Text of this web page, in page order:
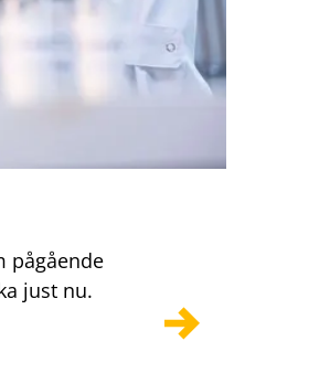
pågående
just nu.